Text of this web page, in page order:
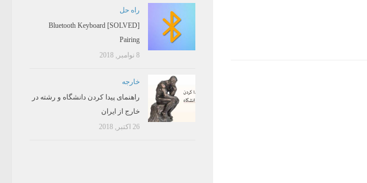
راه حل
[SOLVED] Bluetooth Keyboard
Pairing
8 نوامبر, 2018
خارجه
راهنمای پیدا کردن دانشگاه و رشته در
خارج از ایران
26 اکتبر, 2018